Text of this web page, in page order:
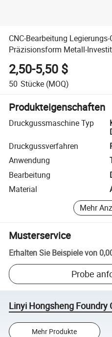
CNC-Bearbeitung
Präzisionsform Metall-
2,50-5,50 $
50 Stücke (MOQ)
Produkteigenschaften
Druckgussmaschine Typ
Druckgussverfahren
Anwendung
Bearbeitung
Material
Mehr
Musterservice
Erhalten Sie Beispiele von
Probe
Linyi Hongsheng Foundry
Mehr Produkte